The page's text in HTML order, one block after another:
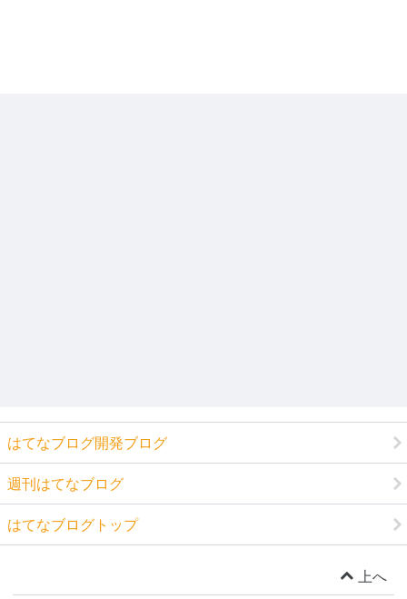
はてなブログ開発ブログ
週刊はてなブログ
はてなブログトップ
上へ